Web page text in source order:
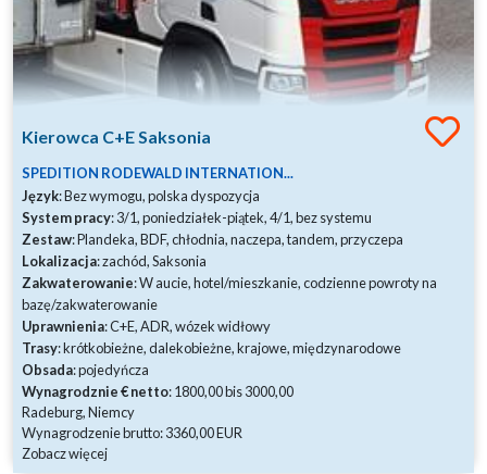
Kierowca C+E Saksonia
SPEDITION RODEWALD INTERNATION...
Język: Bez wymogu, polska dyspozycja
System pracy: 3/1, poniedziałek-piątek, 4/1, bez systemu
Zestaw: Plandeka, BDF, chłodnia, naczepa, tandem, przyczepa
Lokalizacja: zachód, Saksonia
Zakwaterowanie: W aucie, hotel/mieszkanie, codzienne powroty na
bazę/zakwaterowanie
Uprawnienia: C+E, ADR, wózek widłowy
Trasy: krótkobieżne, dalekobieżne, krajowe, międzynarodowe
Obsada: pojedyńcza
Wynagrodznie € netto: 1800,00 bis 3000,00
Radeburg, Niemcy
Wynagrodzenie brutto: 3360,00 EUR
Zobacz więcej